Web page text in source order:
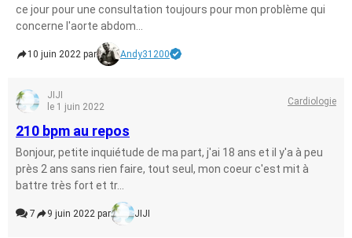
ce jour pour une consultation toujours pour mon problème qui
concerne l'aorte abdom...
10 juin 2022 par Andy31200
JIJI
le 1 juin 2022
Cardiologie
210 bpm au repos
Bonjour, petite inquiétude de ma part, j'ai 18 ans et il y'a à peu
près 2 ans sans rien faire, tout seul, mon coeur c'est mit à
battre très fort et tr...
7 9 juin 2022 par JIJI